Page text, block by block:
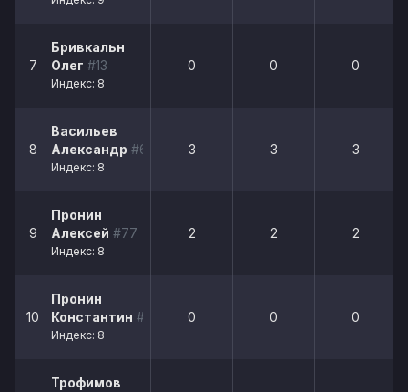
7
Бривкальн
Олег #13
Индекс: 8
0 0 0
8
Васильев
Александр #66
Индекс: 8
3 3 3
9
Пронин
Алексей #77
Индекс: 8
2 2 2
10
Пронин
Константин #50
Индекс: 8
0 0 0
Трофимов